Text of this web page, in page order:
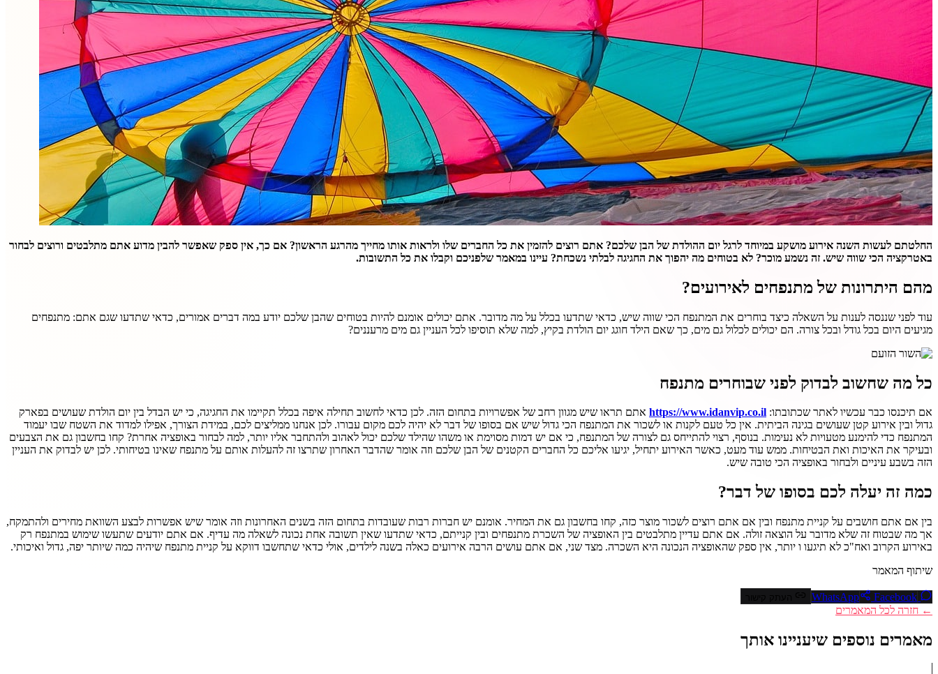
החלטתם לעשות השנה אירוע מושקע במיוחד לרגל יום ההולדת של הבן שלכם? אתם רוצים להזמין את כל החברים שלו ולראות אותו מחייך מהרגע הראשון? אם כך, אין ספק שאפשר להבין מדוע אתם מתלבטים ורוצים לבחור
באטרקציה הכי שווה שיש. זה נשמע מוכר? לא בטוחים מה יהפוך את החגיגה לבלתי נשכחת? עיינו במאמר שלפניכם וקבלו את כל התשובות.
מהם היתרונות של מתנפחים לאירועים?
עוד לפני שננסה לענות על השאלה כיצד בוחרים את המתנפח הכי שווה שיש, כדאי שתדעו בכלל על מה מדובר. אתם יכולים אומנם להיות בטוחים שהבן שלכם יודע במה דברים אמורים, כדאי שתדעו שגם אתם: מתנפחים
מגיעים היום בכל גודל ובכל צורה. הם יכולים לכלול גם מים, כך שאם הילד חוגג יום הולדת בקיץ, למה שלא תוסיפו לכל העניין גם מים מרעננים?
כל מה שחשוב לבדוק לפני שבוחרים מתנפח
אם תיכנסו כבר עכשיו לאתר שכתובתו: https://www.idanvip.co.il אתם תראו שיש מגוון רחב של אפשרויות בתחום הזה. לכן כדאי לחשוב תחילה איפה בכלל תקיימו את החגיגה, כי יש הבדל בין יום הולדת שעושים בפארק
גדול ובין אירוע קטן שעושים בגינה הביתית. אין כל טעם לקנות או לשכור את המתנפח הכי גדול שיש אם בסופו של דבר לא יהיה לכם מקום עבורו. לכן אנחנו ממליצים לכם, במידת הצורך, אפילו למדוד את השטח שבו יעמוד
המתנפח כדי להימנע מטעויות לא נעימות. בנוסף, רצוי להתייחס גם לצורה של המתנפח, כי אם יש דמות מסוימת או משהו שהילד שלכם יכול לאהוב ולהתחבר אליו יותר, למה לבחור באופציה אחרת? קחו בחשבון גם את הצבעים
ובעיקר את האיכות ואת הבטיחות. ממש עוד מעט, כאשר האירוע יתחיל, יגיעו אליכם כל החברים הקטנים של הבן שלכם וזה אומר שהדבר האחרון שתרצו זה להעלות אותם על מתנפח שאינו בטיחותי. לכן יש לבדוק את העניין
הזה בשבע עיניים ולבחור באופציה הכי טובה שיש.
כמה זה יעלה לכם בסופו של דבר?
בין אם אתם חושבים על קניית מתנפח ובין אם אתם רוצים לשכור מוצר כזה, קחו בחשבון גם את המחיר. אומנם יש חברות רבות שעובדות בתחום הזה בשנים האחרונות וזה אומר שיש אפשרות לבצע השוואת מחירים ולהתמקח,
אך מה שבטוח זה שלא מדובר על הוצאה זולה. אם אתם עדיין מתלבטים בין האופציה של השכרת מתנפחים ובין קנייתם, כדאי שתדעו שאין תשובה אחת נכונה לשאלה מה עדיף. אם אתם יודעים שתעשו שימוש במתנפח רק
באירוע הקרוב ואח"כ לא תיגעו ו יותר, אין ספק שהאופציה הנכונה היא השכרה. מצד שני, אם אתם עושים הרבה אירועים כאלה בשנה לילדים, אולי כדאי שתחשבו דווקא על קניית מתנפח שיהיה כמה שיותר יפה, גדול ואיכותי.
שיתוף המאמר
Facebook
← חזרה לכל המאמרים
מאמרים נוספים שיעניינו אותך